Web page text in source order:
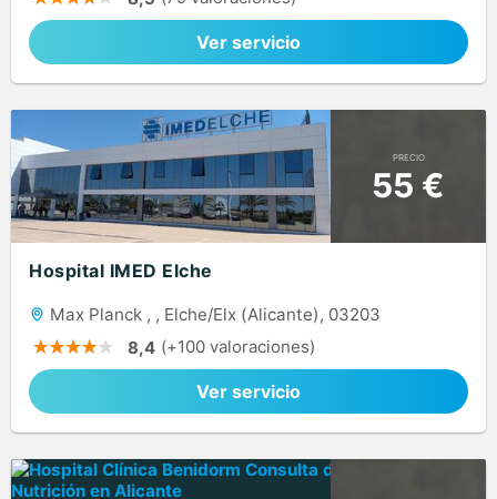
Ver servicio
PRECIO
55 €
Hospital IMED Elche
Max Planck , , Elche/Elx (Alicante), 03203
8,4 (+100 valoraciones)
Ver servicio